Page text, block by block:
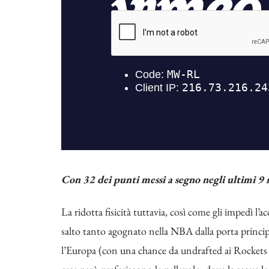
Con 32 dei punti messi a segno negli ultimi
La ridotta fisicità tuttavia, così come gli impedì
salto tanto agognato nella NBA dalla porta
l’Europa (con una chance da undrafted ai